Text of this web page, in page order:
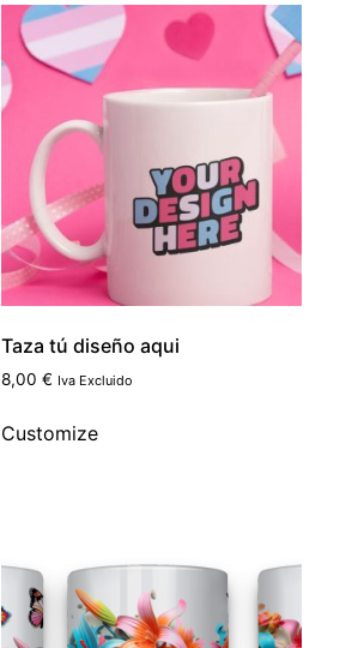
Taza tú diseño aqui
8,00 € Iva Excluido
Customize